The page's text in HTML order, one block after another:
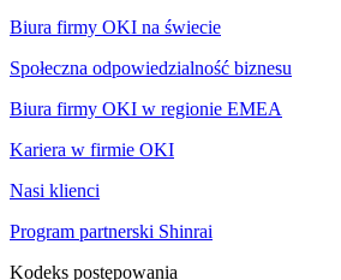
Biura firmy OKI na świecie
Społeczna odpowiedzialność biznesu
Biura firmy OKI w regionie EMEA
Kariera w firmie OKI
Nasi klienci
Program partnerski Shinrai
Kodeks postępowania